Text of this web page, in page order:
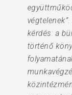
kérdés: a
történő